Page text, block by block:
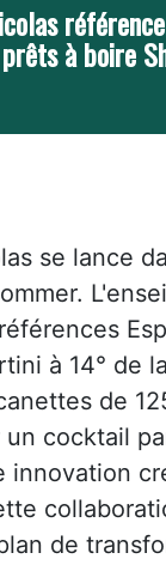
à boire
se lance
à 14° de
de
cocktail
innovation
de